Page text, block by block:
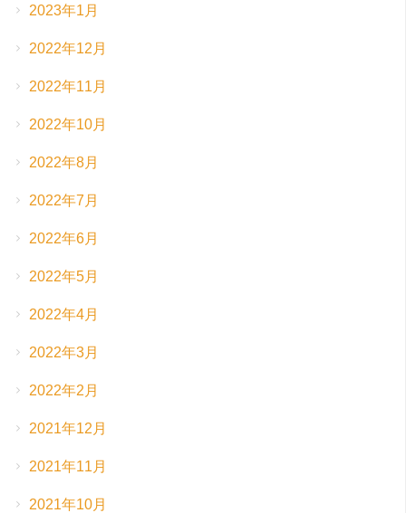
2023年1月
2022年12月
2022年11月
2022年10月
2022年8月
2022年7月
2022年6月
2022年5月
2022年4月
2022年3月
2022年2月
2021年12月
2021年11月
2021年10月